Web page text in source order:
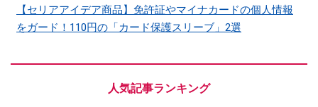
【セリアアイデア商品】免許証やマイナカードの個人情報
をガード！110円の「カード保護スリーブ」2選